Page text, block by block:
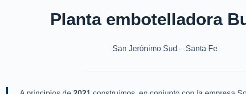
Planta embotelladora
San Jerónimo Sud – Santa Fe